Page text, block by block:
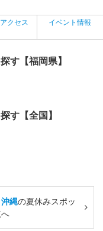
クセス イベント情報
す【福岡県】
す【全国】
縄の夏休みスポッ
へ